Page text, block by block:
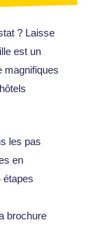
? Laisse
est un
magnifiques
les pas
en
étapes
brochure